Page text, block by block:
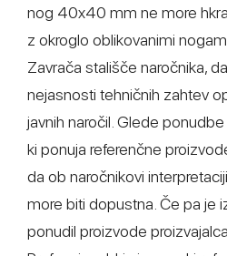
nog 40x40 mm ne more
z okroglo oblikovanimi
Zavrača stališče naročnika,
nejasnosti tehničnih zahtev
javnih naročil. Glede
ki ponuja referenčne
da ob naročnikovi
more biti dopustna. Če pa je
ponudil proizvode